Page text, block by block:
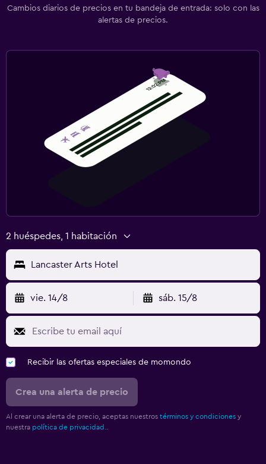
Cambios diarios de precios en tu bandeja de entrada: solo con las
alertas de precios.
2 huéspedes, 1 habitación
Lancaster Arts Hotel
vie. 14/8 sáb. 15/8
Recibir las ofertas especiales de momondo
Crea una alerta de precio
Al crear una alerta de precio, aceptas nuestros términos y condiciones y
nuestra política de privacidad.